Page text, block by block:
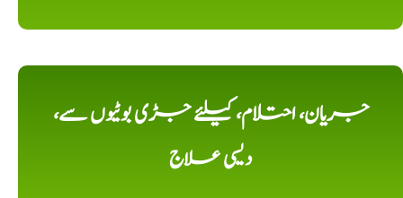
جریان، احتلام، کیلئے جڑی بوٹیوں سے،
دیسی علاج